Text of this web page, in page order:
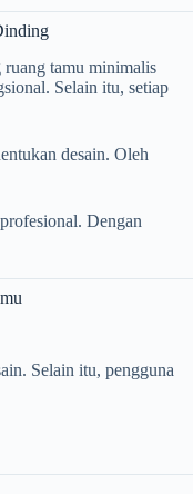
tamu minimalis
Selain itu, setiap
desain. Oleh
Dengan
Selain itu, pengguna